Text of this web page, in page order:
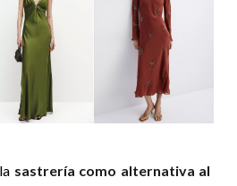
sastrería como alternativa al